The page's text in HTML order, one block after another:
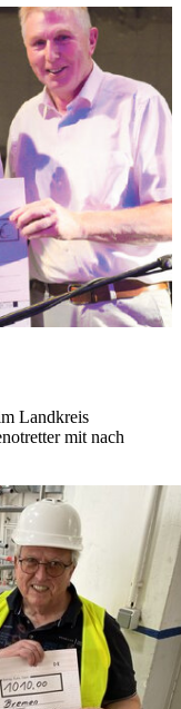
Landkreis
mit nach